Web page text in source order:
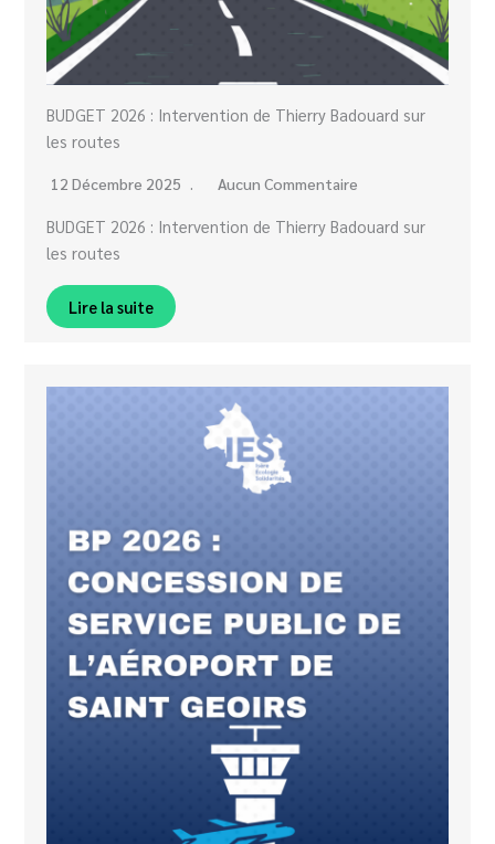
BUDGET 2026 : Intervention de Thierry Badouard sur
les routes
12 Décembre 2025 Aucun Commentaire
BUDGET 2026 : Intervention de Thierry Badouard sur
les routes
Lire la suite